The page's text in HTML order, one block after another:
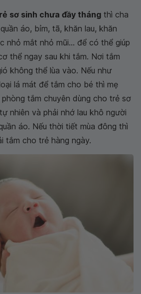
sơ sinh chưa đầy tháng thì cha
áo, bỉm, tã, khăn lau, khăn
nhỏ mắt nhỏ mũi... để có thể giúp
thể ngay sau khi tắm. Nơi tắm
không thể lùa vào. Nếu như
lá mát để tắm cho bé thì mẹ
tắm chuyên dùng cho trẻ sơ
nhiên và phải nhớ lau khô người
áo. Nếu thời tiết mùa đông thì
tắm cho trẻ hàng ngày.